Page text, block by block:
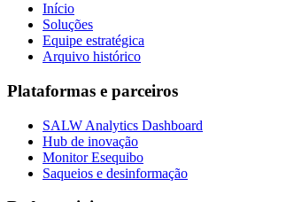
Início
Soluções
Equipe estratégica
Arquivo histórico
Plataformas e parceiros
SALW Analytics Dashboard
Hub de inovação
Monitor Esequibo
Saqueios e desinformação